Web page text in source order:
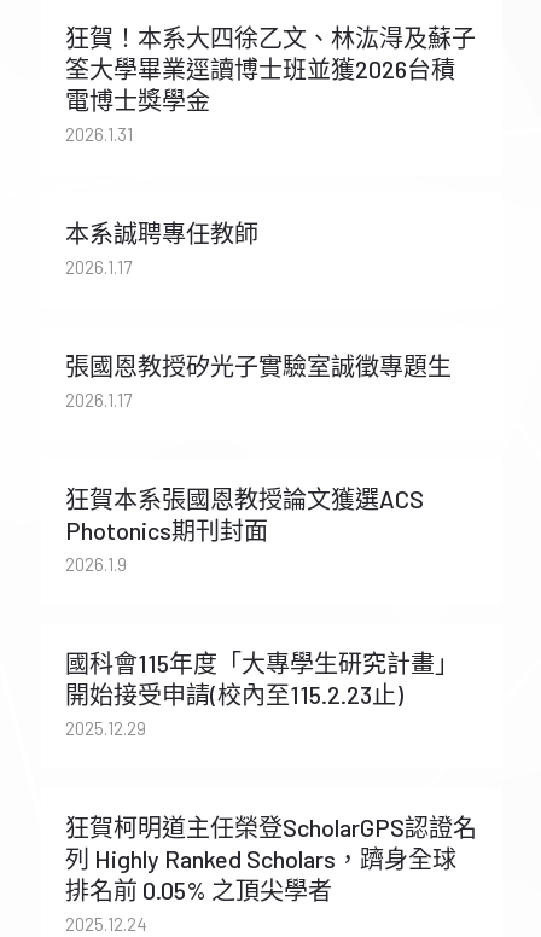
狂賀！本系大四徐乙文、林汯淂及蘇子
筌大學畢業逕讀博士班並獲2026台積
電博士獎學金
2026.1.31
本系誠聘專任教師
2026.1.17
張國恩教授矽光子實驗室誠徵專題生
2026.1.17
狂賀本系張國恩教授論文獲選ACS
Photonics期刊封面
2026.1.9
國科會115年度「大專學生研究計畫」
開始接受申請(校內至115.2.23止)
2025.12.29
狂賀柯明道主任榮登ScholarGPS認證名
列 Highly Ranked Scholars，躋身全球
排名前 0.05% 之頂尖學者
2025.12.24